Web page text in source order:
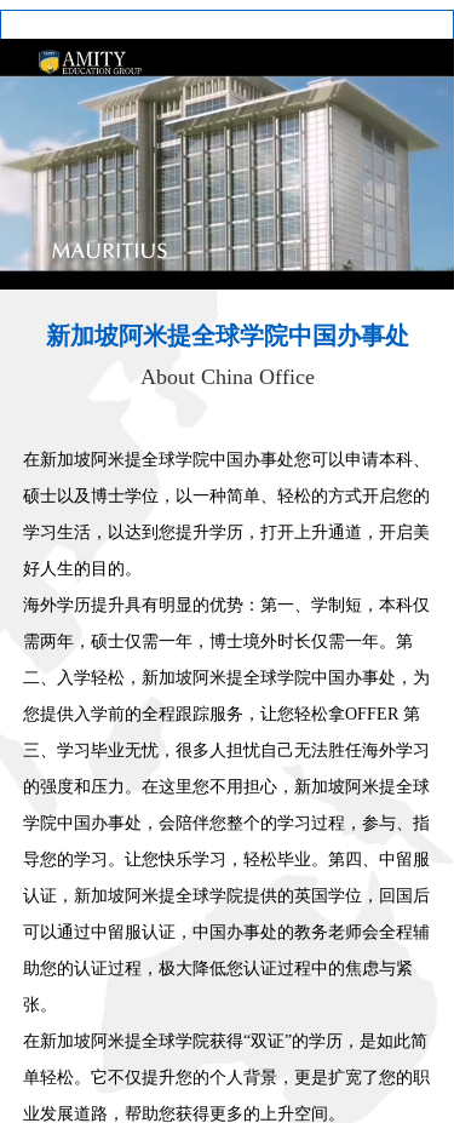
在新加坡阿米提全球学院中国办事处您可以申请本科、
硕士以及博士学位，以一种简单、轻松的方式开启您的
学习生活，以达到您提升学历，打开上升通道，开启美
好人生的目的。
海外学历提升具有明显的优势：第一、学制短，本科仅
需两年，硕士仅需一年，博士境外时长仅需一年。第
二、入学轻松，新加坡阿米提全球学院中国办事处，为
您提供入学前的全程跟踪服务，让您轻松拿OFFER 第
三、学习毕业无忧，很多人担忧自己无法胜任海外学习
的强度和压力。在这里您不用担心，新加坡阿米提全球
学院中国办事处，会陪伴您整个的学习过程，参与、指
导您的学习。让您快乐学习，轻松毕业。第四、中留服
认证，新加坡阿米提全球学院提供的英国学位，回国后
可以通过中留服认证，中国办事处的教务老师会全程辅
助您的认证过程，极大降低您认证过程中的焦虑与紧
张。
在新加坡阿米提全球学院获得“双证”的学历，是如此简
单轻松。它不仅提升您的个人背景，更是扩宽了您的职
业发展道路，帮助您获得更多的上升空间。
新加坡阿米提全球学院中国办事处
About China Office